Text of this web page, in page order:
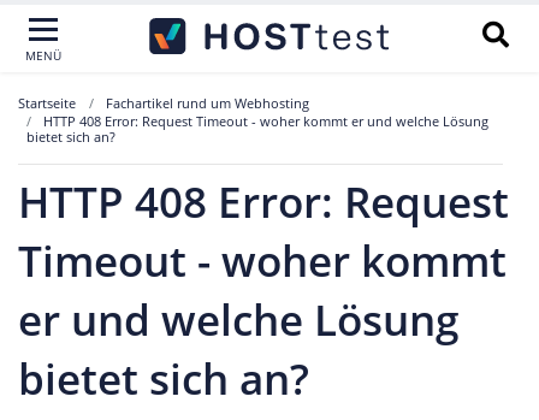
MENÜ
Startseite
Fachartikel rund um Webhosting
HTTP 408 Error: Request Timeout - woher kommt er und welche Lösung
bietet sich an?
HTTP 408 Error: Request
Timeout - woher kommt
er und welche Lösung
bietet sich an?